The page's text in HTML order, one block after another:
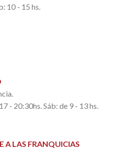
10 - 15 hs.
- 20:30hs. Sáb: de 9 - 13 hs.
A LAS FRANQUICIAS